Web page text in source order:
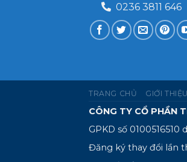
0236 3811 646
TRANG CHỦ GIỚI THIỆU
CÔNG TY CỔ PHẦN
GPKD số
Đăng ký thay đổi lần